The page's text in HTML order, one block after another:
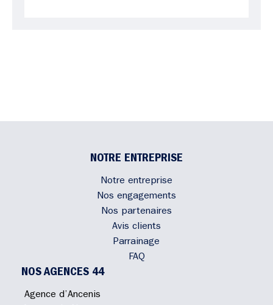
NOTRE ENTREPRISE
Notre entreprise
Nos engagements
Nos partenaires
Avis clients
Parrainage
FAQ
NOS AGENCES 44
Agence d’Ancenis